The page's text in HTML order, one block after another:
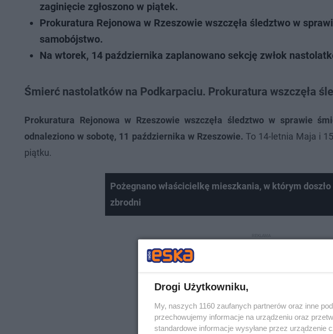
zaginięcie zgłoszono w piątek.
Prokuratura Rejonowa w Rzeszowie wszczęła śledztwo w
samobójstwo.
Na wtorek, 14 października zaplanowano sekcję zwłok
Śmierć nastolatków na Podkarpaciu. Prokuratura wszczęła
Prokuratura Rejonowa w Rzeszowie wszczęła śledztwo w sprawie
odnaleziono w sobotę, 11 października w Rzeszowie. To 14-letnia Maja i
piątku.
Pożegnano właścicielkę mieszkania, w którym
zbrodni
Drogi Użytkowniku,
My, naszych 1160 zaufanych partnerów oraz inne
przechowujemy informacje na urządzeniu oraz
standardowe informacje wysyłane przez urządzenie